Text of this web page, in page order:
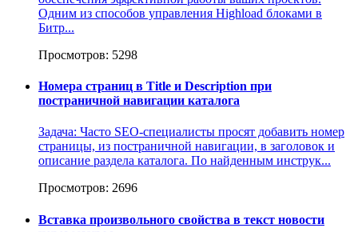
Одним из способов управления Highload блоками в
Битр...
Просмотров: 5298
Номера страниц в Title и Description при
постраничной навигации каталога
Задача: Часто SEO-специалисты просят добавить номер
страницы, из постраничной навигации, в заголовок и
описание раздела каталога. По найденным инструк...
Просмотров: 2696
Вставка произвольного свойства в текст новости